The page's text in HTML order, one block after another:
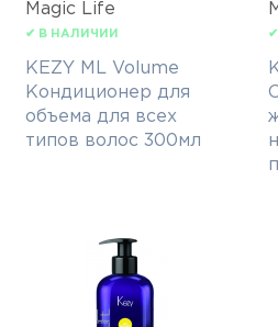
Magic Life
✔ В НАЛИЧИИ
KEZY ML Volume
Кондиционер для
объема для всех
типов волос 300мл